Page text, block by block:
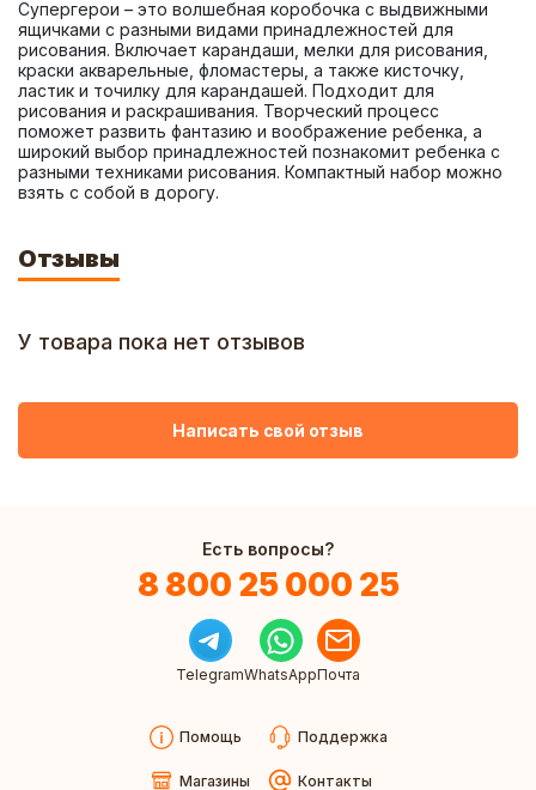
Супергерои – это волшебная коробочка с выдвижными
ящичками с разными видами принадлежностей для
рисования. Включает карандаши, мелки для рисования,
краски акварельные, фломастеры, а также кисточку,
ластик и точилку для карандашей. Подходит для
рисования и раскрашивания. Творческий процесс
поможет развить фантазию и воображение ребенка, а
широкий выбор принадлежностей познакомит ребенка с
разными техниками рисования. Компактный набор можно
взять с собой в дорогу.
Отзывы
У товара пока нет отзывов
Написать свой отзыв
Есть вопросы?
8 800 25 000 25
TelegramWhatsAppПочта
Помощь Поддержка
Магазины Контакты